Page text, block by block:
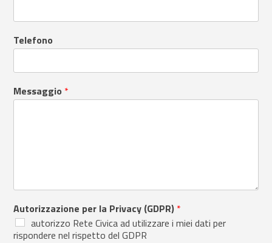
Telefono
Messaggio *
Autorizzazione per la Privacy (GDPR) *
autorizzo Rete Civica ad utilizzare i miei dati per
rispondere nel rispetto del GDPR